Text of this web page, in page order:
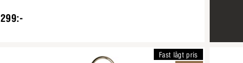
299:-
Fast lågt pris